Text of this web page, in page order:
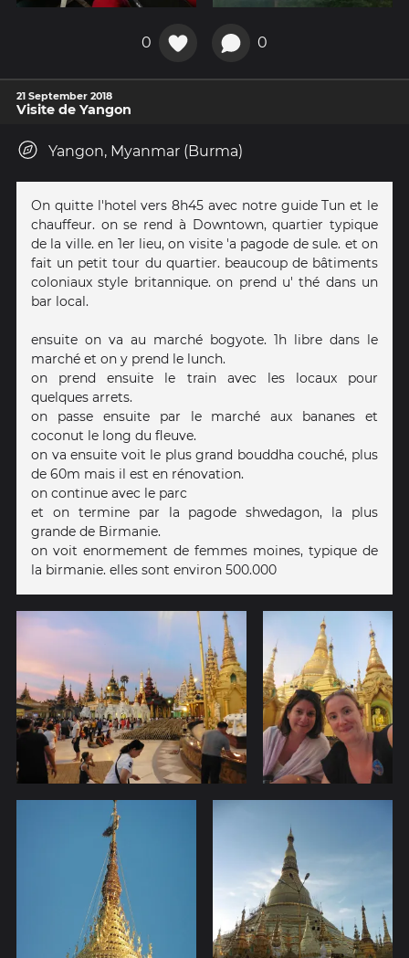
0 0
21 September 2018
Visite de Yangon
Yangon, Myanmar (Burma)
On quitte l'hotel vers 8h45 avec notre guide Tun et le
chauffeur. on se rend à Downtown, quartier typique
de la ville. en 1er lieu, on visite 'a pagode de sule. et on
fait un petit tour du quartier. beaucoup de bâtiments
coloniaux style britannique. on prend u' thé dans un
bar local.
ensuite on va au marché bogyote. 1h libre dans le
marché et on y prend le lunch.
on prend ensuite le train avec les locaux pour
quelques arrets.
on passe ensuite par le marché aux bananes et
coconut le long du fleuve.
on va ensuite voit le plus grand bouddha couché, plus
de 60m mais il est en rénovation.
on continue avec le parc
et on termine par la pagode shwedagon, la plus
grande de Birmanie.
on voit enormement de femmes moines, typique de
la birmanie. elles sont environ 500.000